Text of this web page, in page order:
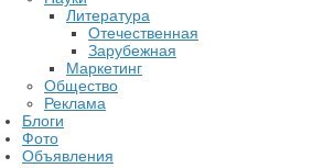
Литература
Отечественная
Зарубежная
Маркетинг
Общество
Реклама
Блоги
Фото
Объявления